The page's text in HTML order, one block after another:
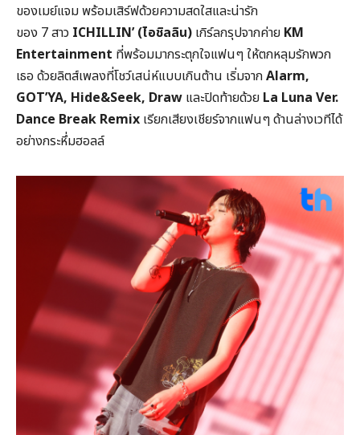
ของเมย์แจม พร้อมเสิร์ฟด้วยความสดใสและน่ารัก
ของ 7 สาว ICHILLIN’ (ไอชิลลิน) เกิร์ลกรุปจากค่าย KM
Entertainment ที่พร้อมมากระตุกใจแฟนๆ ให้ตกหลุมรักพวก
เธอ ด้วยลิตส์เพลงที่โชว์เสน่ห์แบบเกินต้าน เริ่มจากAlarm,
GOT’YA, Hide&Seek, Draw และปิดท้ายด้วย La Luna Ver.
Dance Break Remix เรียกเสียงเชียร์จากแฟนๆ ด้านล่างเวทีได้
อย่างกระหึ่มฮอลล์